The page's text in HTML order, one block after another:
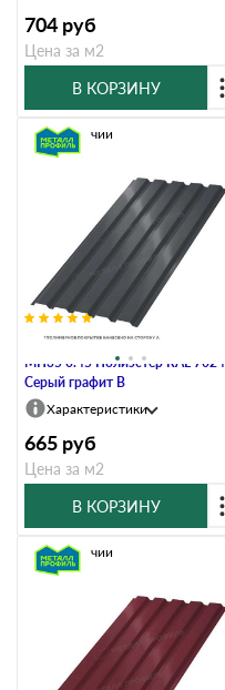
704 руб
Цена за м2
В КОРЗИНУ
Профлист Металл Профиль
МП35 0.45 Полиэстер RAL 7024
Серый графит B
В наличии
Характеристики
665 руб
Цена за м2
В КОРЗИНУ
В наличии